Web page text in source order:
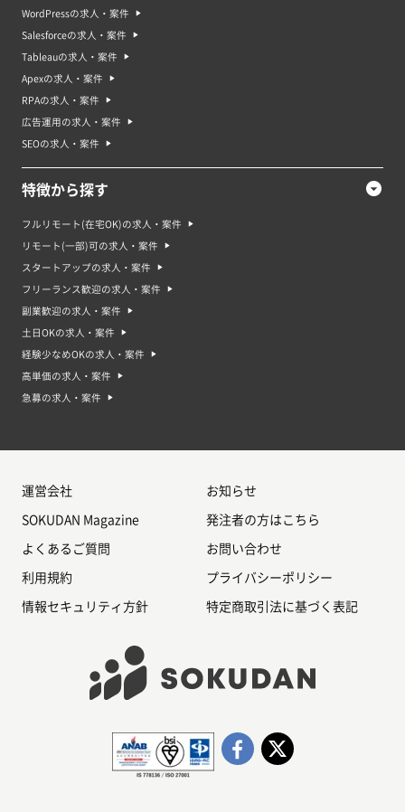
WordPressの求人・案件
Salesforceの求人・案件
Tableauの求人・案件
Apexの求人・案件
RPAの求人・案件
広告運用の求人・案件
SEOの求人・案件
特徴から探す
フルリモート(在宅OK)の求人・案件
リモート(一部)可の求人・案件
スタートアップの求人・案件
フリーランス歓迎の求人・案件
副業歓迎の求人・案件
土日OKの求人・案件
経験少なめOKの求人・案件
高単価の求人・案件
急募の求人・案件
運営会社 お知らせ
SOKUDAN Magazine 発注者の方はこちら
よくあるご質問 お問い合わせ
利用規約 プライバシーポリシー
情報セキュリティ方針 特定商取引法に基づく表記